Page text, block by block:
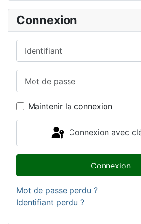
Connexion
Maintenir la connexion
Connexion avec
Connexion
Mot de passe perdu ?
Identifiant perdu ?